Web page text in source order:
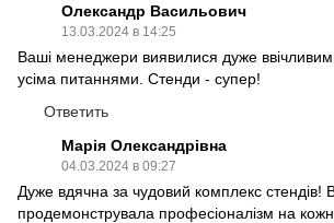
Олександр Васильович
13.03.2024 в 14:25
Ваші менеджери виявилися дуже
усіма питаннями. Стенди - супер!
Ответить
Марія Олександрівна
04.03.2024 в 09:27
Дуже вдячна за чудовий комплекс
продемонструвала професіоналізм на